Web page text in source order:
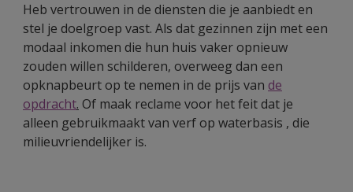
Heb vertrouwen in de diensten die je aanbiedt en
stel je doelgroep vast. Als dat gezinnen zijn met een
modaal inkomen die hun huis vaker opnieuw
zouden willen schilderen, overweeg dan een
opknapbeurt op te nemen in de prijs van de
opdracht. Of maak reclame voor het feit dat je
alleen gebruikmaakt van verf op waterbasis , die
milieuvriendelijker is.